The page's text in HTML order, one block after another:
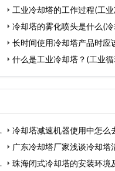
工业冷却塔的工作过程(工
冷却塔的雾化喷头是什么(
长时间使用冷却塔产品时应
理 什么是工业冷却塔？(工业
冷却塔减速机器使用中怎么
广东冷却塔厂家浅谈冷却
家…珠海闭式冷却塔的安装环境